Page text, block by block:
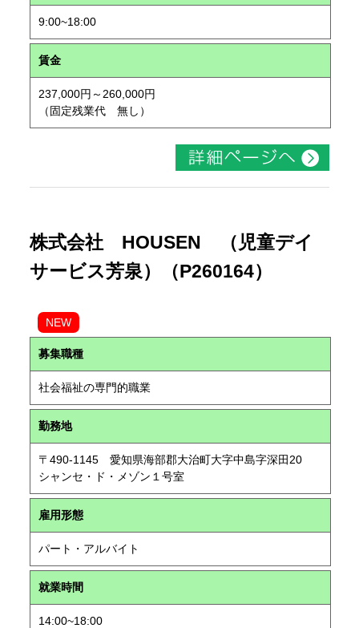
9:00~18:00
賃金
237,000円～260,000円
（固定残業代 無し）
株式会社 HOUSEN （児童デイ
サービス芳泉）（P260164）
NEW
募集職種
社会福祉の専門的職業
勤務地
〒490-1145 愛知県海部郡大治町大字中島字深田20
シャンセ・ド・メゾン１号室
雇用形態
パート・アルバイト
就業時間
14:00~18:00